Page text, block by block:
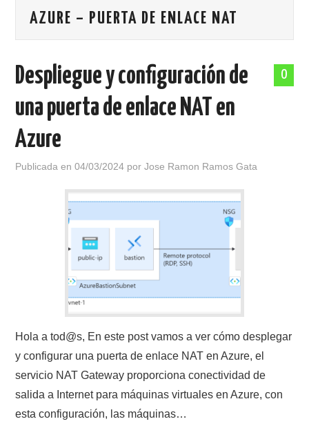
ACERCA DE
POLÍTICA DE PRIVACIDAD
AZURE – PUERTA DE ENLACE NAT
0
Despliegue y configuración de
una puerta de enlace NAT en
Azure
Publicada en04/03/2024 porJose Ramon Ramos Gata
Hola a tod@s, En este post vamos a ver cómo desplegar
y configurar una puerta de enlace NAT en Azure, el
servicio NAT Gateway proporciona conectividad de
salida a Internet para máquinas virtuales en Azure, con
esta configuración, las máquinas…